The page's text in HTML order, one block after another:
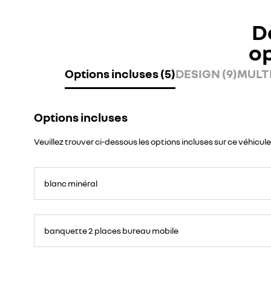
Options incluses (5)DESIGN (9)
Options incluses
Veuillez trouver ci-dessous les options incluses sur ce véhicule
blanc minéral
banquette 2 places bureau mobile